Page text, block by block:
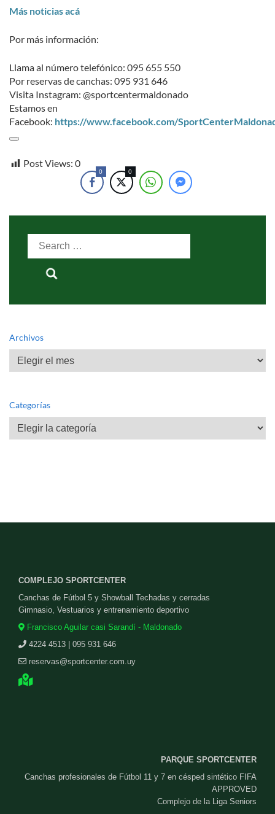
Más noticias acá
Por más información:
Llama al número telefónico: 095 655 550
Por reservas de canchas: 095 931 646
Visita Instagram: @sportcentermaldonado
Estamos en
Facebook: https://www.facebook.com/
Post Views: 0
0 0
Search
Archivos
Archivos
Categorías
Categorías
COMPLEJO SPORTCENTER
Canchas de Fútbol 5 y Showball Techadas y cerradas
Gimnasio, Vestuarios y entrenamiento deportivo
Francisco Aguilar casi Sarandí - Maldonado
4224 4513 | 095 931 646
reservas@sportcenter.com.uy
PARQUE SPORTCENTER
Canchas profesionales de Fútbol 11 y 7 en césped sintético FIFA
APPROVED
Complejo de la Liga Seniors